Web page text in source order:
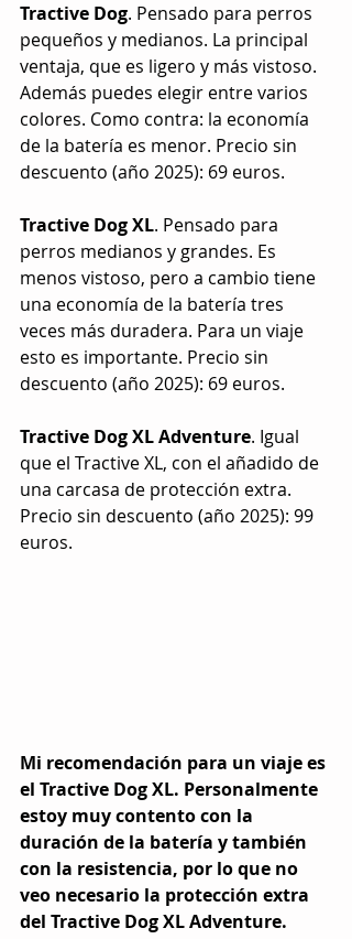
Tractive Dog. Pensado para perros
pequeños y medianos. La principal
ventaja, que es ligero y más vistoso.
Además puedes elegir entre varios
colores. Como contra: la economía
de la batería es menor. Precio sin
descuento (año 2025): 69 euros.
Tractive Dog XL. Pensado para
perros medianos y grandes. Es
menos vistoso, pero a cambio tiene
una economía de la batería tres
veces más duradera. Para un viaje
esto es importante. Precio sin
descuento (año 2025): 69 euros.
Tractive Dog XL Adventure. Igual
que el Tractive XL, con el añadido de
una carcasa de protección extra.
Precio sin descuento (año 2025): 99
euros.
Mi recomendación para un viaje es
el Tractive Dog XL. Personalmente
estoy muy contento con la
duración de la batería y también
con la resistencia, por lo que no
veo necesario la protección extra
del Tractive Dog XL Adventure.